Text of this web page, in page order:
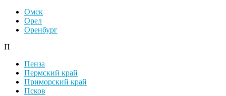
Омск
Орел
Оренбург
П
Пенза
Пермский край
Приморский край
Псков